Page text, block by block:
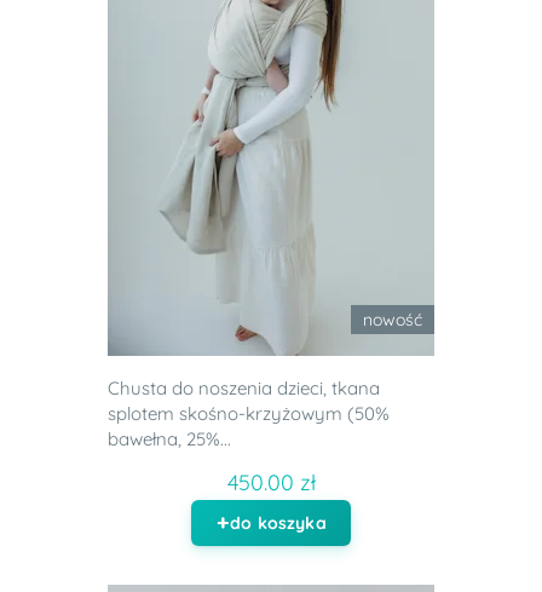
nowość
Chusta do noszenia dzieci, tkana
splotem skośno-krzyżowym (50%
bawełna, 25%...
450.00 zł
do koszyka